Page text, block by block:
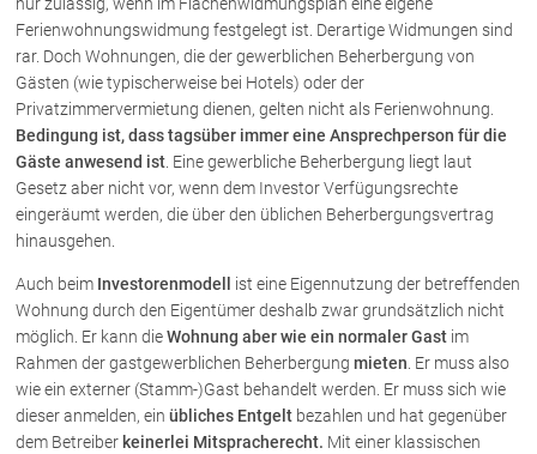
Anwälte
Dr. Stefan Müller
Dr. Petra Piccolruaz
Mag. Patrick Piccolruaz
Dr. Roland Piccolruaz †
Mag. Raphaela Klotz
Publikationen
Paragraphen & Mehr
Medien
Ferienwohnungswidmung festgelegt ist. Derartige Widmungen sind
rar. Doch Wohnungen, die der gewerblichen Beherbergung von
Gästen (wie typischerweise bei Hotels) oder der
Privatzimmervermietung dienen, gelten nicht als Ferienwohnung.
Bedingung ist, dass tagsüber immer eine Ansprechperson für die
Gäste anwesend ist. Eine gewerbliche Beherbergung liegt laut
Gesetz aber nicht vor, wenn dem Investor Verfügungsrechte
eingeräumt werden, die über den üblichen Beherbergungsvertrag
hinausgehen.
Auch beim Investorenmodell ist eine Eigennutzung der betreffenden
Wohnung durch den Eigentümer deshalb zwar grundsätzlich nicht
möglich. Er kann dieWohnung aber wie ein normaler Gastim
Rahmen der gastgewerblichen Beherbergung mieten . Er muss also
wie ein externer (Stamm-)Gast behandelt werden. Er muss sich wie
dieser anmelden, ein übliches Entgeltbezahlen und hat gegenüber
dem Betreiber keinerlei Mitspracherecht. Mit einer klassischen